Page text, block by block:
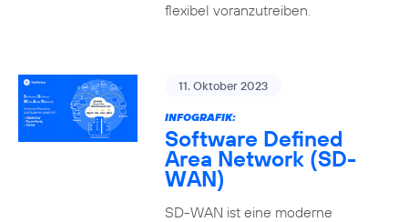
flexibel voranzutreiben.
11. Oktober 2023
INFOGRAFIK:
Software Defined
Area Network (SD-
WAN)
SD-WAN ist eine moderne